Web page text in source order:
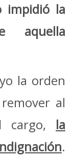
impidió la
aquella
la orden
al
cargo, la
.